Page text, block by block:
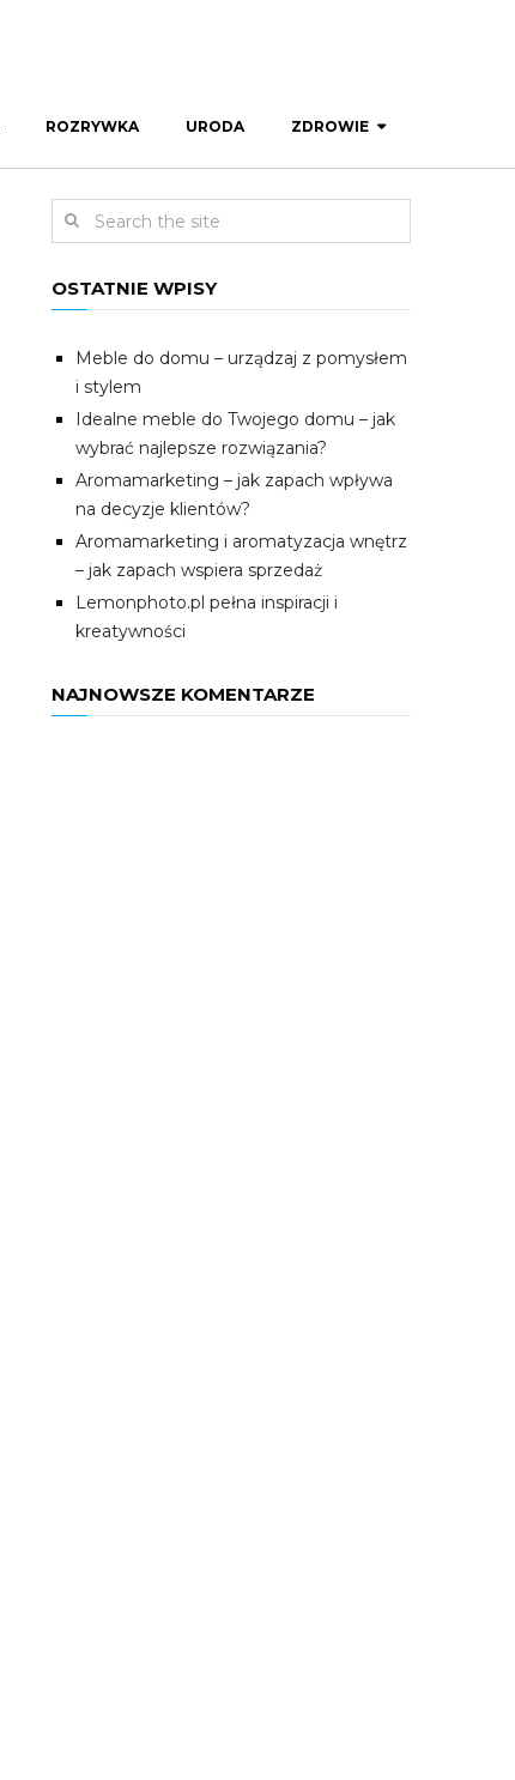
ROZRYWKA URODA ZDROWIE
OSTATNIE WPISY
Meble do domu – urządzaj z pomysłem
i stylem
Idealne meble do Twojego domu – jak
wybrać najlepsze rozwiązania?
Aromamarketing – jak zapach wpływa
na decyzje klientów?
Aromamarketing i aromatyzacja wnętrz
– jak zapach wspiera sprzedaż
Lemonphoto.pl pełna inspiracji i
kreatywności
NAJNOWSZE KOMENTARZE